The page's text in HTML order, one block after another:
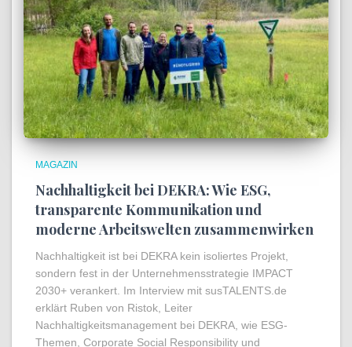
MAGAZIN
Nachhaltigkeit bei DEKRA: Wie ESG,
transparente Kommunikation und
moderne Arbeitswelten zusammenwirken
Nachhaltigkeit ist bei DEKRA kein isoliertes Projekt,
sondern fest in der Unternehmensstrategie IMPACT
2030+ verankert. Im Interview mit susTALENTS.de
erklärt Ruben von Ristok, Leiter
Nachhaltigkeitsmanagement bei DEKRA, wie ESG-
Themen, Corporate Social Responsibility und